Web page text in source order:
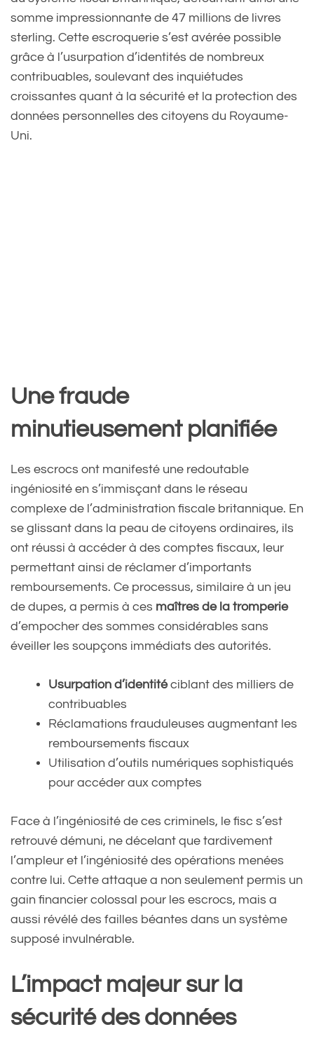
somme impressionnante de 47 millions de livres
sterling. Cette escroquerie s’est avérée possible
grâce à l’usurpation d’identités de nombreux
contribuables, soulevant des inquiétudes
croissantes quant à la sécurité et la protection des
données personnelles des citoyens du Royaume-
Uni.
Une fraude
minutieusement planifiée
Les escrocs ont manifesté une redoutable
ingéniosité en s’immisçant dans le réseau
complexe de l’administration fiscale britannique. En
se glissant dans la peau de citoyens ordinaires, ils
ont réussi à accéder à des comptes fiscaux, leur
permettant ainsi de réclamer d’importants
remboursements. Ce processus, similaire à un jeu
de dupes, a permis à ces maîtres de la tromperie
d’empocher des sommes considérables sans
éveiller les soupçons immédiats des autorités.
Usurpation d’identitéciblant des milliers de
contribuables
Réclamations frauduleuses augmentant les
remboursements fiscaux
Utilisation d’outils numériques sophistiqués
pour accéder aux comptes
Face à l’ingéniosité de ces criminels, le fisc s’est
retrouvé démuni, ne décelant que tardivement
l’ampleur et l’ingéniosité des opérations menées
contre lui. Cette attaque a non seulement permis un
gain financier colossal pour les escrocs, mais a
aussi révélé des failles béantes dans un système
supposé invulnérable.
L’impact majeur sur la
sécurité des données